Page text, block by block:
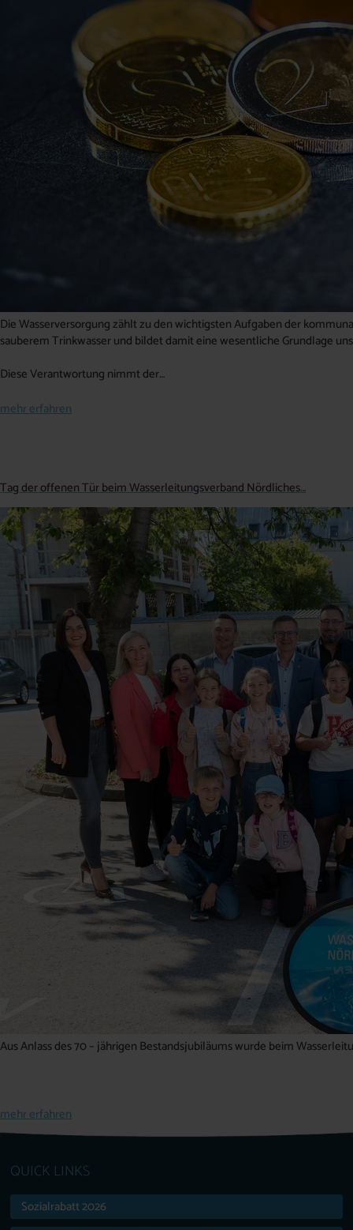
Die Wasserversorgung zählt zu den wichtigsten Aufgaben der
sauberem Trinkwasser und bildet damit eine wesentliche Grundlage
Diese Verantwortung nimmt der…
mehr erfahren
Tag der offenen Tür beim Wasserleitungsverband Nördliches…
Aus Anlass des 70 – jährigen Bestandsjubiläums wurde beim
mehr erfahren
QUICK LINKS
Sozialrabatt 2026